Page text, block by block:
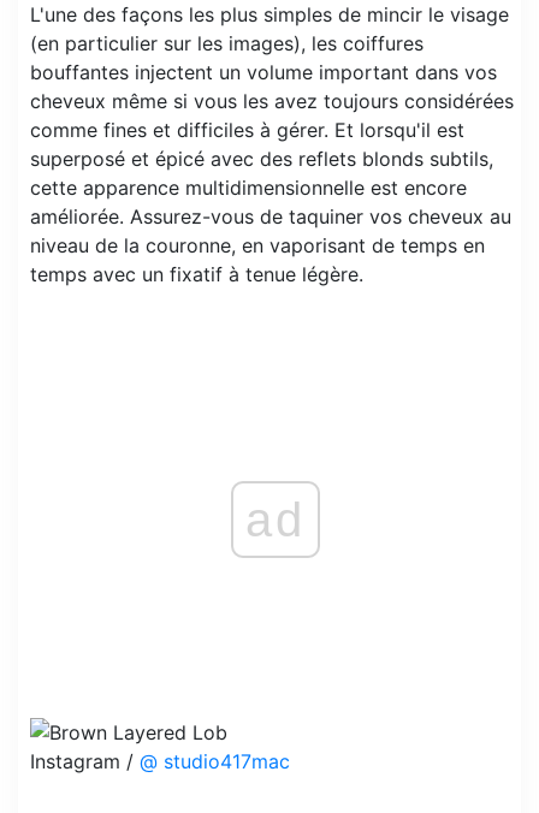
L'une des façons les plus simples de mincir le visage
(en particulier sur les images), les coiffures
bouffantes injectent un volume important dans vos
cheveux même si vous les avez toujours considérées
comme fines et difficiles à gérer. Et lorsqu'il est
superposé et épicé avec des reflets blonds subtils,
cette apparence multidimensionnelle est encore
améliorée. Assurez-vous de taquiner vos cheveux au
niveau de la couronne, en vaporisant de temps en
temps avec un fixatif à tenue légère.
ad
Instagram / @ studio417mac